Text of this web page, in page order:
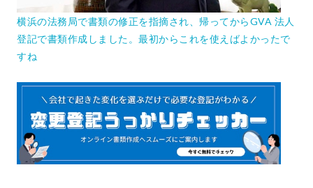
横浜の法務局で書類の修正を指摘され、帰ってからGVA 法人
登記で書類作成しました。最初からこれを使えばよかったで
すね